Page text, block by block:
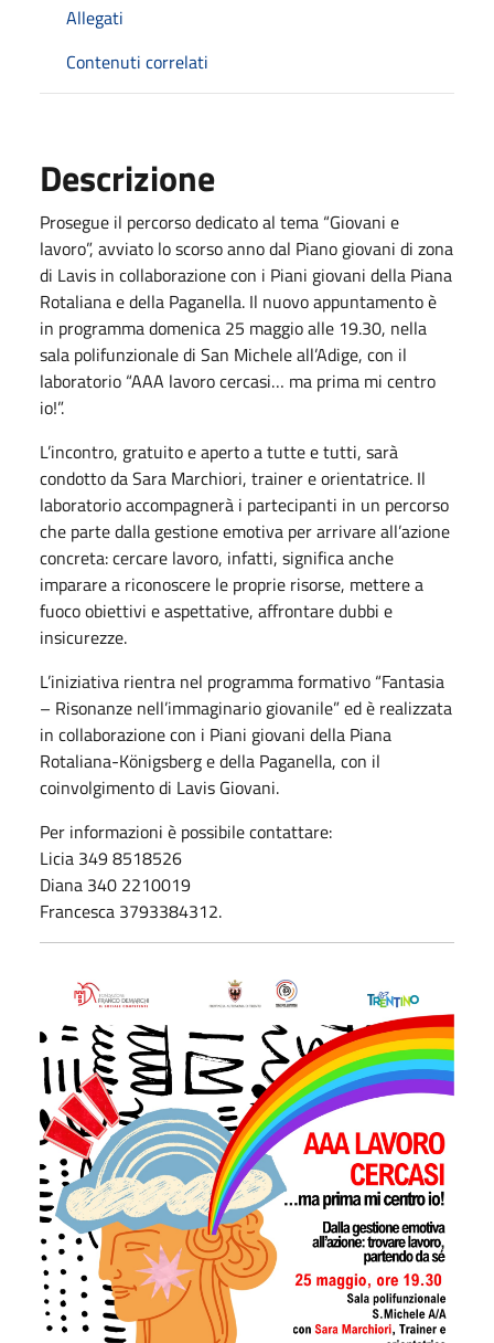
Allegati
Contenuti correlati
Descrizione
Prosegue il percorso dedicato al tema “Giovani e
lavoro”, avviato lo scorso anno dal Piano giovani di zona
di Lavis in collaborazione con i Piani giovani della Piana
Rotaliana e della Paganella. Il nuovo appuntamento è
in programma domenica 25 maggio alle 19.30, nella
sala polifunzionale di San Michele all’Adige, con il
laboratorio “AAA lavoro cercasi… ma prima mi centro
io!”.
L’incontro, gratuito e aperto a tutte e tutti, sarà
condotto da Sara Marchiori, trainer e orientatrice. Il
laboratorio accompagnerà i partecipanti in un percorso
che parte dalla gestione emotiva per arrivare all’azione
concreta: cercare lavoro, infatti, significa anche
imparare a riconoscere le proprie risorse, mettere a
fuoco obiettivi e aspettative, affrontare dubbi e
insicurezze.
L’iniziativa rientra nel programma formativo “Fantasia
– Risonanze nell’immaginario giovanile” ed è realizzata
in collaborazione con i Piani giovani della Piana
Rotaliana-Königsberg e della Paganella, con il
coinvolgimento di Lavis Giovani.
Per informazioni è possibile contattare:
Licia 349 8518526
Diana 340 2210019
Francesca 3793384312.